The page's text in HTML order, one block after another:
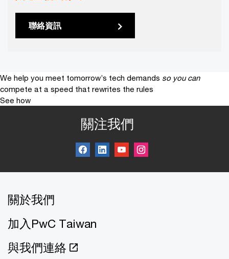
聯絡資訊
We help you meet tomorrow’s tech demands so you can
compete at a speed that rewrites the rules
See how
關注我們
關於我們
加入PwC Taiwan
與我們連絡